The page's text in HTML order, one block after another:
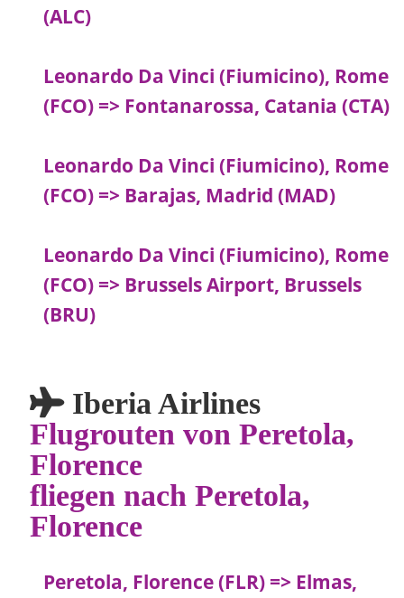
(ALC)
Leonardo Da Vinci (Fiumicino), Rome
(FCO) => Fontanarossa, Catania (CTA)
Leonardo Da Vinci (Fiumicino), Rome
(FCO) => Barajas, Madrid (MAD)
Leonardo Da Vinci (Fiumicino), Rome
(FCO) => Brussels Airport, Brussels
(BRU)
Iberia Airlines
Flugrouten von Peretola,
Florence
fliegen nach Peretola,
Florence
Peretola, Florence (FLR) => Elmas,